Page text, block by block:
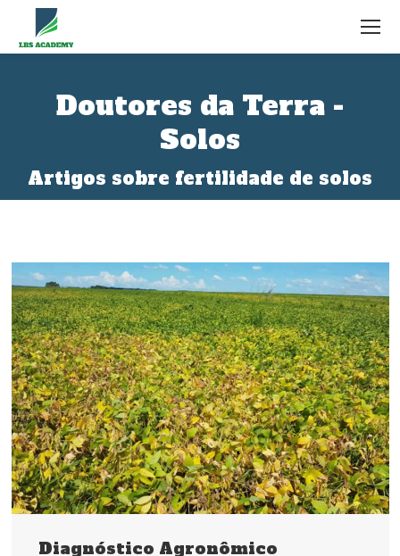
Doutores da Terra -
Solos
Artigos sobre fertilidade de solos
Você está aqui:
Diagnóstico Agronômico